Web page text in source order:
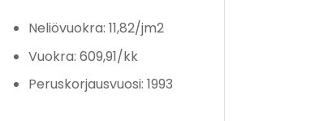
Neliövuokra: 11,82/jm2
Vuokra: 609,91/kk
Peruskorjausvuosi: 1993